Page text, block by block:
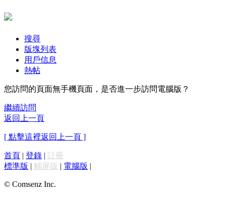
搜尋
版塊列表
用戶信息
熱帖
您訪問的頁面無手機頁面，是否進一步訪問電腦版？
繼續訪問
返回上一頁
[ 點擊這裡返回上一頁 ]
首頁 | 登錄 | 註冊
標準版 | 觸屏版 | 電腦版 |
© Comsenz Inc.